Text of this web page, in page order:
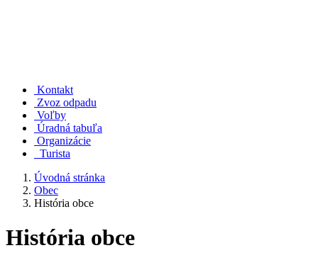
Kontakt
Zvoz odpadu
Voľby
Úradná tabuľa
Organizácie
Turista
Úvodná stránka
Obec
História obce
História obce